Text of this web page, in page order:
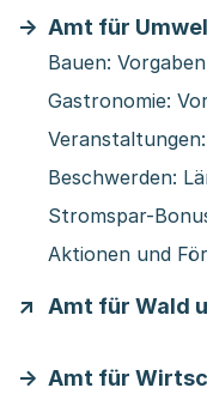
Amt für
Bauen:
Gastronomie:
Beschwerden:
Stromspar-
Aktionen und
Amt für Wald
Amt für